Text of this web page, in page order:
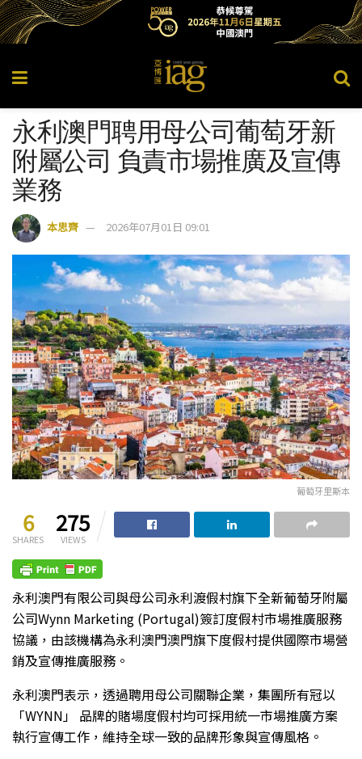
永利澳門聘用母公司葡萄牙新
附屬公司 負責市場推廣及宣傳
業務
本思齊 2026年07月01日 09:01
葡萄牙里斯本
6
SHARES
275
VIEWS
永利澳門有限公司與母公司永利渡假村旗下全新葡萄牙附屬
公司Wynn Marketing (Portugal)簽訂度假村市場推廣服務
協議，由該機構為永利澳門澳門旗下度假村提供國際市場營
銷及宣傳推廣服務。
永利澳門表示，透過聘用母公司關聯企業，集團所有冠以
「WYNN」 品牌的賭場度假村均可採用統一市場推廣方案
執行宣傳工作，維持全球一致的品牌形象與宣傳風格。